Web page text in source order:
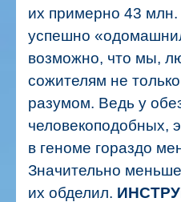
их примерно 43 млн.
успешно
возможно, что мы,
сожителям не
разумом. Ведь у
человекоподобных,
в геноме гораздо
Значительно
их обделил.